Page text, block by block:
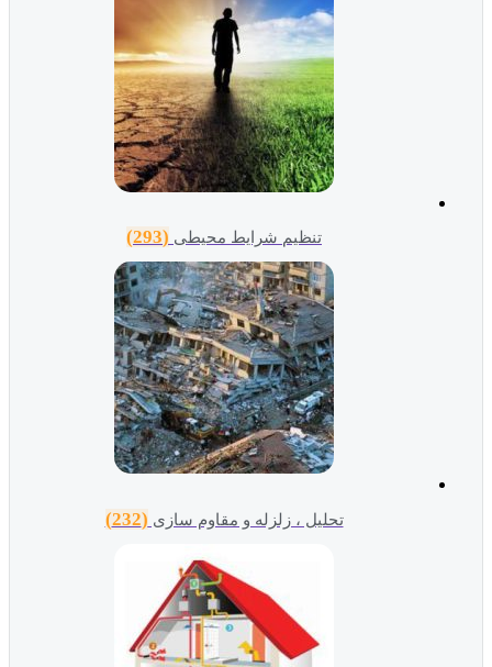
تنظیم شرایط محیطی (293)
تحلیل ، زلزله و مقاوم سازی(232)